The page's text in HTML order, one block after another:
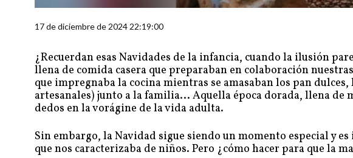
17 de diciembre de 2024 22:19:00
¿Recuerdan esas Navidades de la infancia, cuando la ilusión
llena de comida casera que preparaban en colaboración
que impregnaba la cocina mientras se amasaban los pan
artesanales) junto a la familia... Aquella época dorada, llena de
dedos en la vorágine de la vida adulta.
Sin embargo, la Navidad sigue siendo un momento especial y
que nos caracterizaba de niños. Pero ¿cómo hacer para que la